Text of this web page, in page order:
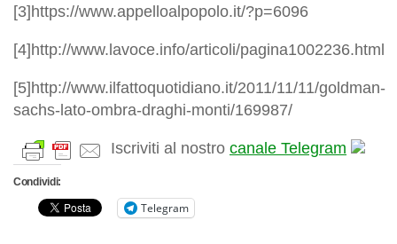
[3]https://www.appelloalpopolo.it/?p=6096
[4]http://www.lavoce.info/articoli/pagina1002236.html
[5]http://www.ilfattoquotidiano.it/2011/11/11/goldman-
sachs-lato-ombra-draghi-monti/169987/
Iscriviti al nostro canale Telegram
Condividi:
Telegram